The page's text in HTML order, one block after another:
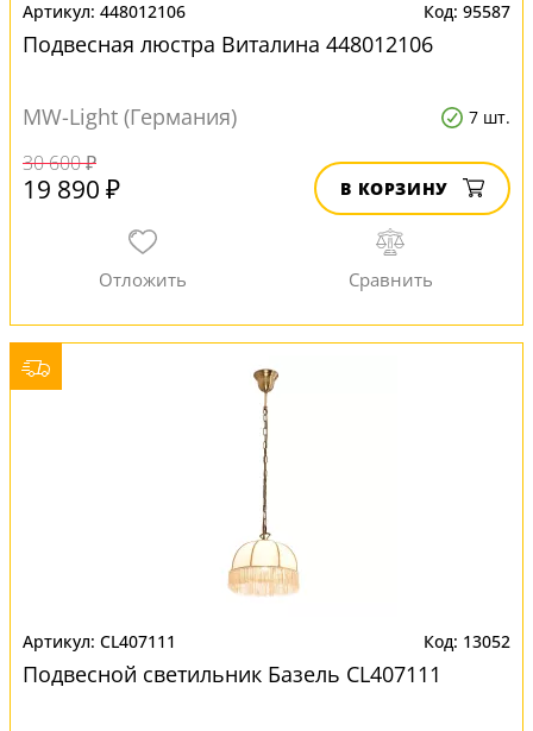
448012106 95587
Подвесная люстра Виталина 448012106
MW-Light (Германия) 7 шт.
30 600 ₽
19 890 ₽ В КОРЗИНУ
CL407111 13052
Подвесной светильник Базель CL407111